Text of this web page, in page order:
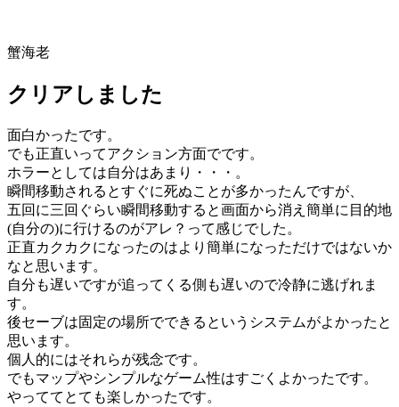
蟹海老
クリアしました
面白かったです。
でも正直いってアクション方面でです。
ホラーとしては自分はあまり・・・。
瞬間移動されるとすぐに死ぬことが多かったんですが、
五回に三回ぐらい瞬間移動すると画面から消え簡単に目的地
(自分の)に行けるのがアレ？って感じでした。
正直カクカクになったのはより簡単になっただけではないか
なと思います。
自分も遅いですが追ってくる側も遅いので冷静に逃げれま
す。
後セーブは固定の場所でできるというシステムがよかったと
思います。
個人的にはそれらが残念です。
でもマップやシンプルなゲーム性はすごくよかったです。
やっててとても楽しかったです。